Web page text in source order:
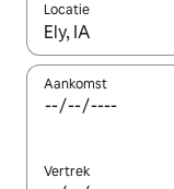
Locatie
Wanneer er
Aankomst
Vertrek